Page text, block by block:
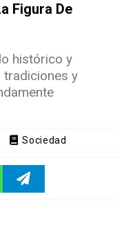
Figura De
histórico y
tradiciones y
Sociedad